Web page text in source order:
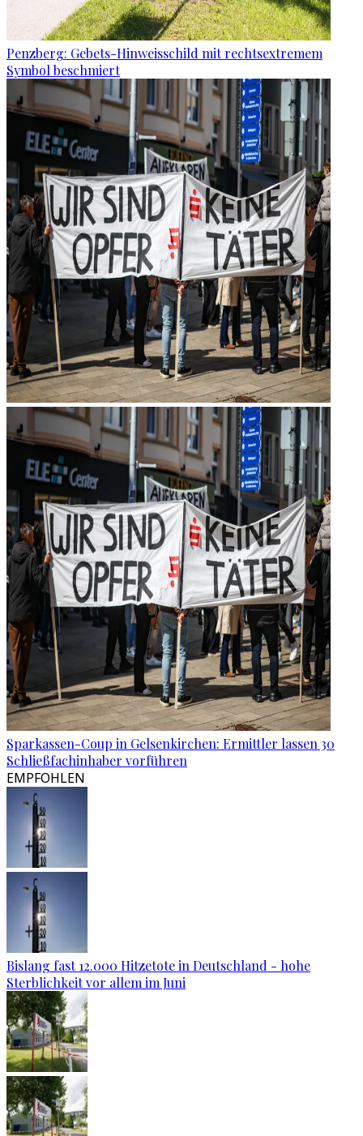
Penzberg: Gebets-Hinweisschild mit rechtsextremem
Symbol beschmiert
Sparkassen-Coup in Gelsenkirchen: Ermittler lassen 30
Schließfachinhaber vorführen
EMPFOHLEN
Bislang fast 12.000 Hitzetote in Deutschland - hohe
Sterblichkeit vor allem im Juni